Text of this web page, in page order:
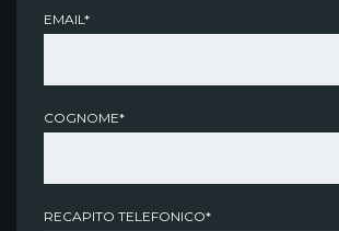
EMAIL*
COGNOME*
RECAPITO TELEFONICO*